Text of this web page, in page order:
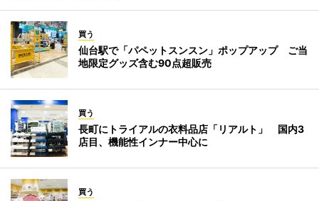
買う
仙台駅で「パペットスンスン」ポップアップ ご当
地限定グッズ含む90点超販売
買う
長町にトライアルの衣料品店「リアルト」 国内3
店目、機能性インナー中心に
買う